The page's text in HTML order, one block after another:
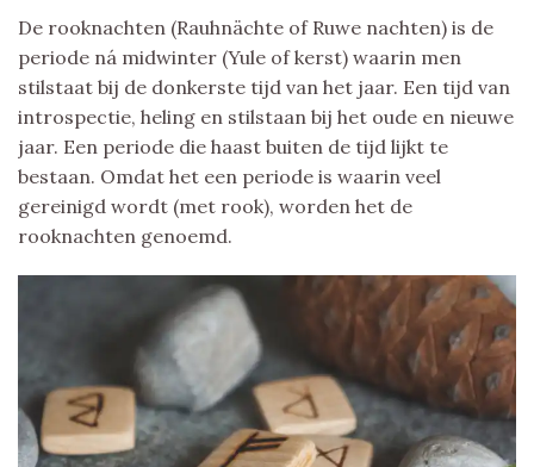
De rooknachten (Rauhnächte of Ruwe nachten) is de
periode ná midwinter (Yule of kerst) waarin men
stilstaat bij de donkerste tijd van het jaar. Een tijd van
introspectie, heling en stilstaan bij het oude en nieuwe
jaar. Een periode die haast buiten de tijd lijkt te
bestaan. Omdat het een periode is waarin veel
gereinigd wordt (met rook), worden het de
rooknachten genoemd.